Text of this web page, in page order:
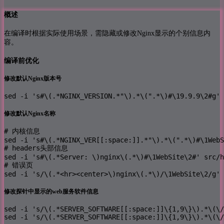
概述
在编译时根据实际使用场景，需隐藏或修改Nginx显示的个别信息内
容。
编译前优化
修改默认Nginx版本号
sed -i 's#\(.*NGINX_VERSION.*"\).*\(".*\)#\19.9.9\2#g'
修改默认Nginx名称
# 内核信息
sed -i
# headers头部信息
sed -i 's#\(.*Server: \)nginx\(.*\)#\1WebSite\2#' src/
# 错误页
sed -i 's/\(.*<hr><center>\)nginx\(.*\)/\1WebSite\2/g'
修改探针中显示的web服务软件信息
sed -i 's/
sed -i 's/